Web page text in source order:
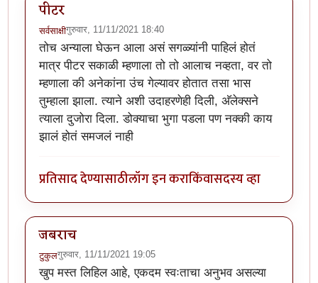
पीटर
सर्वसाक्षीगुरुवार, 11/11/2021 18:40
तोच अन्याला घेऊन आला असं सगळ्यांनी पाहिलं होतं
मात्र पीटर सकाळी म्हणाला तो तो आलाच नव्हता, वर तो
म्हणाला की अनेकांना उंच गेल्यावर होतात तसा भास
तुम्हाला झाला. त्याने अशी उदाहरणेही दिली, अ‍ॅलेक्सने
त्याला दुजोरा दिला. डोक्याचा भुगा पडला पण नक्की काय
झालं होतं समजलं नाही
प्रतिसाद देण्यासाठीलॉग इन कराकिंवासदस्य व्हा
जबराच
टुकुलगुरुवार, 11/11/2021 19:05
खुप मस्त लिहिल आहे, एकदम स्वःताचा अनुभव असल्या